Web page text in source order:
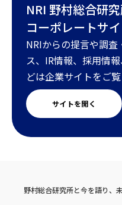
NRI 野村総合研
コーポレートサ
NRIからの提言や調
ス、IR情報、採用情
どは企業サイトをご覧
サイトを開く
野村総合研究所と今を語り、